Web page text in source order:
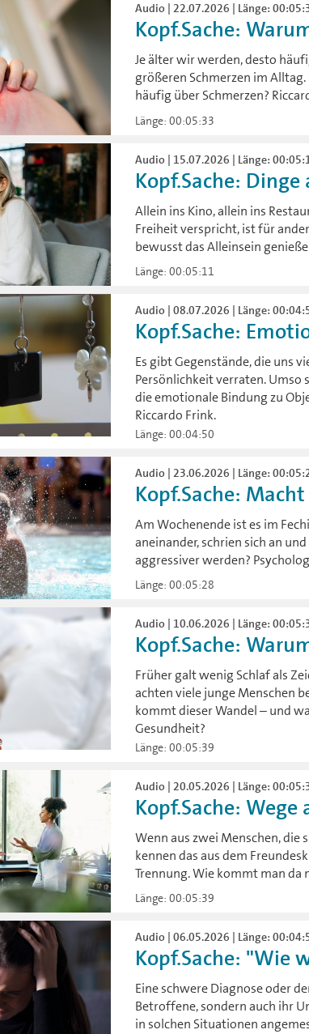
Audio | 22.07.2026 | Länge:
Kopf.Sache:
Je älter wir werden, desto
größeren Schmerzen im
häufig über Schmerzen?
Länge: 00:05:33
Audio | 15.07.2026 | Länge:
Kopf.Sache:
Allein ins Kino, allein ins
Freiheit verspricht, ist für
bewusst das Alleinsein
Länge: 00:05:11
Audio | 08.07.2026 | Länge:
Kopf.Sache:
Es gibt Gegenstände, die uns
Persönlichkeit verraten. Umso
die emotionale Bindung zu
Riccardo Frink.
Länge: 00:04:50
Audio | 23.06.2026 | Länge:
Kopf.Sache:
Am Wochenende ist es im
aneinander, schrien sich an
aggressiver werden?
Länge: 00:05:28
Audio | 10.06.2026 | Länge:
Kopf.Sache:
Früher galt wenig Schlaf als
achten viele junge Menschen
kommt dieser Wandel – und
Gesundheit?
Länge: 00:05:39
Audio | 20.05.2026 | Länge:
Kopf.Sache:
Wenn aus zwei Menschen,
kennen das aus dem
Trennung. Wie kommt man
Länge: 00:05:39
Audio | 06.05.2026 | Länge:
Kopf.Sache: "Wie
Eine schwere Diagnose oder
Betroffene, sondern auch ihr
in solchen Situationen